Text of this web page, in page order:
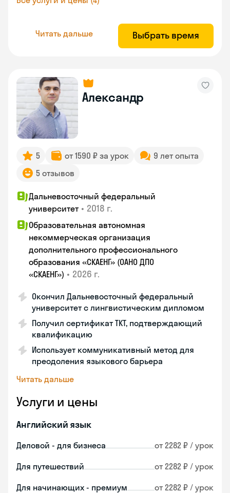
Читать дальше Выбрать время
Александр
5 от 1590 ₽ за урок
9 лет опыта
5 отзывов
Дальневосточный федеральный
университет • 2018 г.
Образовательная автономная
некоммерческая организация
дополнительного профессионального
образования «СКАЕНГ» (ОАНО ДПО
«СКАЕНГ») • 2026 г.
Окончил Дальневосточный федеральный
университет с лингвистическим дипломом
Получил сертификат TKT, подтверждающий
квалификацию
Использует коммуникативный метод для
преодоления языкового барьера
Читать дальше
Услуги и цены
Английский язык
Деловой - для бизнеса от 2282 ₽ / урок
Для путешествий от 2282 ₽ / урок
Для начинающих - премиум от 2282 ₽ / урок